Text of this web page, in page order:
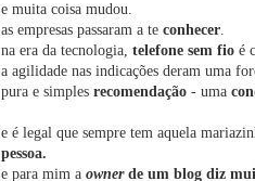
e muita coisa mudou.
as empresas passaram a te conhecer.
na era da tecnologia, telefone sem fio é
a agilidade nas indicações deram uma
pura e simples recomendação - uma
e é legal que sempre tem aquela
pessoa.
e para mim a ownerde um blog diz